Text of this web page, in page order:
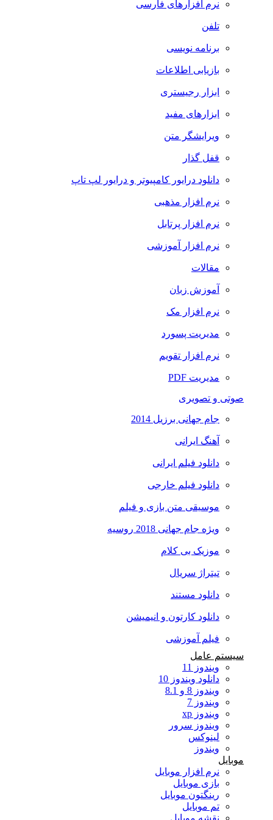
نرم افزارهای فارسی
تلفن
برنامه نویسی
بازیابی اطلاعات
ابزار رجیستری
ابزارهای مفید
ویرایشگر متن
قفل گذار
دانلود درایور کامپیوتر و درایور لپ تاپ
نرم افزار مذهبی
نرم افزار پرتابل
نرم افزار آموزشی
مقالات
آموزش زبان
نرم افزار مک
مدیریت پسورد
نرم افزار تقویم
مدیریت PDF
صوتی و تصویری
جام جهانی برزیل 2014
آهنگ ایرانی
دانلود فیلم ایرانی
دانلود فیلم خارجی
موسیقی متن بازی و فیلم
ویژه جام جهانی 2018 روسیه
موزیک بی کلام
تیتراژ سریال
دانلود مستند
دانلود کارتون و انیمیشن
فیلم آموزشی
سیستم عامل
ویندوز 11
دانلود ویندوز 10
ویندوز 8 و 8.1
ویندوز 7
ویندوز xp
ویندوز سرور
لینوکس
ویندوز
موبایل
نرم افزار موبایل
بازی موبایل
رینگتون موبایل
تم موبایل
نقشه موبایل